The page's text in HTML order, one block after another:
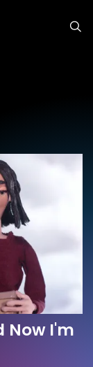
Now I'm